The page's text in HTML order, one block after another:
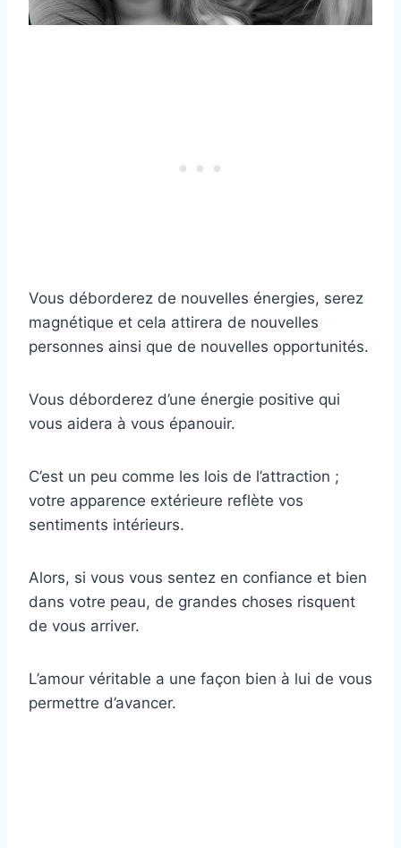
Vous déborderez de nouvelles énergies, serez
magnétique et cela attirera de nouvelles
personnes ainsi que de nouvelles opportunités.
Vous déborderez d’une énergie positive qui
vous aidera à vous épanouir.
C’est un peu comme les lois de l’attraction ;
votre apparence extérieure reflète vos
sentiments intérieurs.
Alors, si vous vous sentez en confiance et bien
dans votre peau, de grandes choses risquent
de vous arriver.
L’amour véritable a une façon bien à lui de vous
permettre d’avancer.